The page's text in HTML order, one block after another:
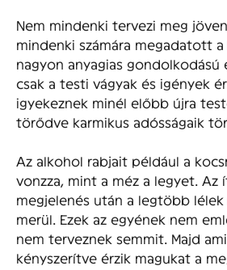
Nem mindenki tervezi meg
mindenki számára megadatott
nagyon anyagias gondolkodású
csak a testi vágyak és igények
igyekeznek minél előbb újra
törődve karmikus adósságaik
Az alkohol rabjait például a
vonzza, mint a méz a legyet. Az
megjelenés után a legtöbb lélek
merül. Ezek az egyének nem
nem terveznek semmit. Majd
kényszerítve érzik magukat a